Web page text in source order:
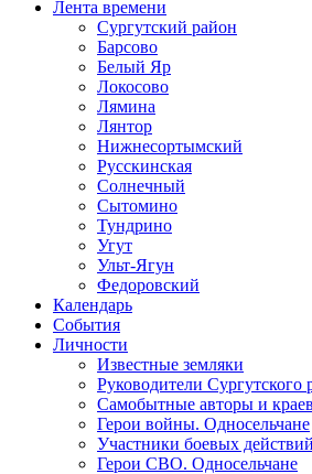
Лента времени
Сургутский район
Барсово
Белый Яр
Локосово
Лямина
Лянтор
Нижнесортымский
Русскинская
Солнечный
Сытомино
Тундрино
Угут
Ульт-Ягун
Федоровский
Календарь
События
Личности
Известные земляки
Руководители Сургутского
Самобытные авторы и
Герои войны. Односельчане
Участники боевых действий
Герои СВО. Односельчане